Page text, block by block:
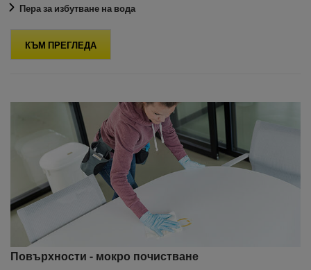
Пера за избутване на вода
КЪМ ПРЕГЛЕДА
Повърхности - мокро почистване